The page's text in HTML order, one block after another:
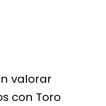
valorar
con Toro